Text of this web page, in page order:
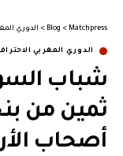
Matchpress
>
Blog
> الدوري
الدوري المغربي
شباب
ثمين من
أصحاب